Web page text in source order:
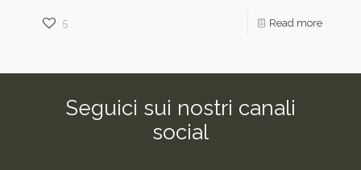
5 Read more
Seguici sui nostri canali
social